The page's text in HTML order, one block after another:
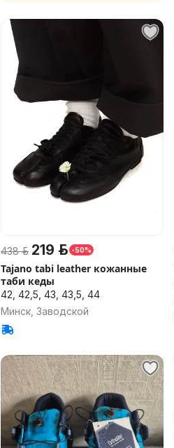
438 р. 219 р. -50%
Tajano tabi leather кожанные
таби кеды
42, 42,5, 43, 43,5, 44
Минск, Заводской